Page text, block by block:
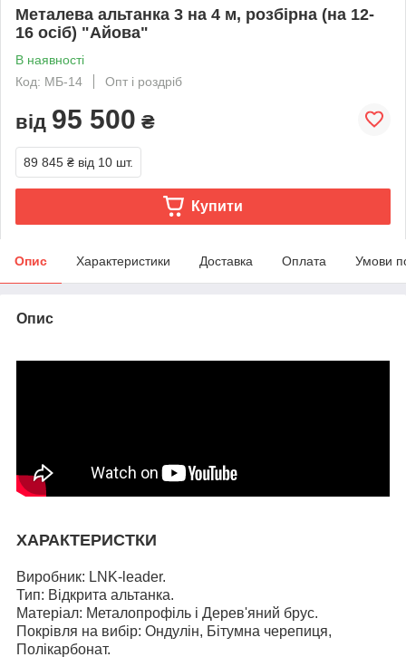
Металева альтанка 3 на 4 м, розбірна (на 12-
16 осіб) "Айова"
В наявності
Код: МБ-14
Опт і роздріб
від 95 500 ₴
89 845 ₴ від 10 шт.
Купити
Опис Характеристики Доставка Оплата Умови
Опис
ХАРАКТЕРИСТКИ
Виробник: LNK-leader.
Тип: Відкрита альтанка.
Матеріал: Металопрофіль і Дерев'яний брус.
Покрівля на вибір: Ондулін, Бітумна черепиця,
Полікарбонат.